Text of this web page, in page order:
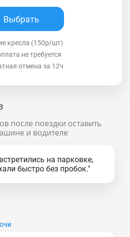
Выбрать
кресла (150р/шт)
не требуется
отмена за 12ч
после поездки оставить
и водителе
на парковке,
быстро без пробок."